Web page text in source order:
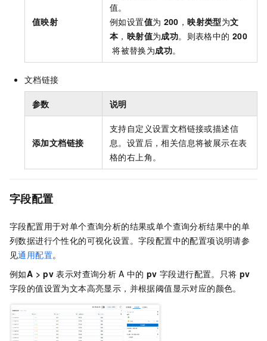
值映射
值。
例如设置值为 200 ，映射类型为文
本 ， 映射值为成功。则表格中的 200
将被替换为成功。
文档链接
参数 说明
添加文档链接
支持自定义设置文档链接或描述信
息。设置后，相关信息将被展示在表
格的右上角。
字段配置
字段配置用于对单个查询分析的结果或单个查询分析结果中的单
列数据进行个性化的可视化设置。字段配置中的配置项说明请参
见通用配置。
例如A > pv 表示对查询分析 A 中的 pv 字段进行配置。只将 pv
字段的值设置为文本高亮显示，并根据阈值显示对应的颜色。